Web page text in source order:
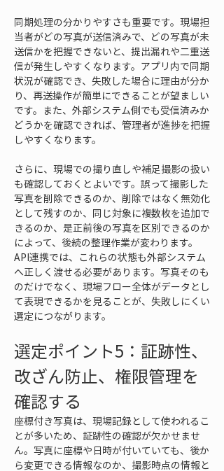
同期処理の分かりやすさも重要です。現場担
当者がどの写真が送信済みで、どの写真が未
送信かを把握できないと、提出漏れや二重送
信が発生しやすくなります。アプリ内で同期
状況が確認でき、失敗した場合に理由が分か
り、再送操作が簡単にできることが望ましい
です。また、外部システム側でも受信済みか
どうかを確認できれば、管理者が進捗を把握
しやすくなります。
さらに、現場での撮り直しや補足撮影の扱い
も確認しておくとよいです。誤って撮影した
写真を削除できるのか、削除ではなく無効化
として残すのか、同じ対象に複数枚を追加で
きるのか、是正前後の写真を区別できるのか
によって、後続の整理作業が変わります。
API連携では、これらの状態も外部システム
へ正しく渡せる必要があります。写真そのも
のだけでなく、現場フロー全体がデータとし
て表現できるかを見ることが、失敗しにくい
選定につながります。
選定ポイント5：証跡性、
改ざん防止、権限管理を
確認する
座標付き写真は、現場記録として使われるこ
とが多いため、証跡性の確認が欠かせませ
ん。写真に座標や日時が付いていても、後か
ら変更できる情報なのか、撮影時点の情報と